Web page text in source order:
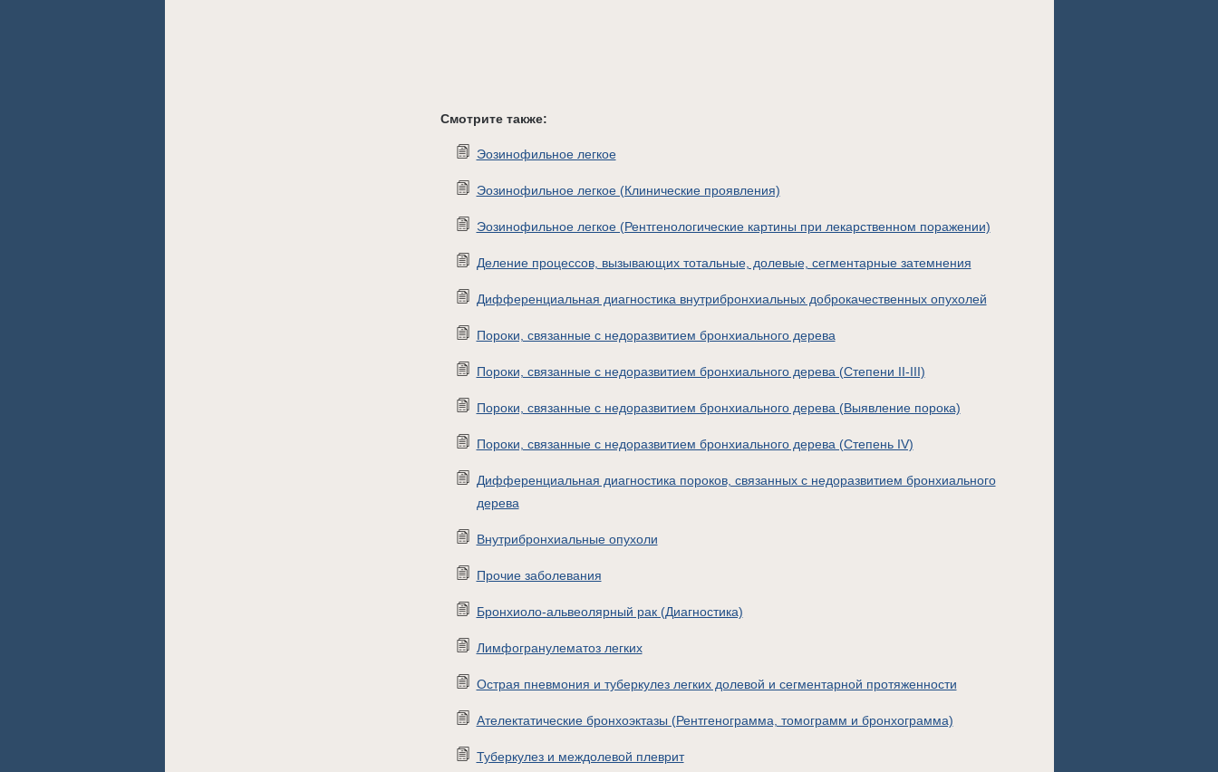
Смотрите также:
Эозинофильное легкое
Эозинофильное легкое (Клинические проявления)
Эозинофильное легкое (Рентгенологические картины при лекарственном поражении)
Деление процессов, вызывающих тотальные, долевые, сегментарные затемнения
Дифференциальная диагностика внутрибронхиальных доброкачественных опухолей
Пороки, связанные с недоразвитием бронхиального дерева
Пороки, связанные с недоразвитием бронхиального дерева (Степени II-III)
Пороки, связанные с недоразвитием бронхиального дерева (Выявление порока)
Пороки, связанные с недоразвитием бронхиального дерева (Степень IV)
Дифференциальная диагностика пороков, связанных с недоразвитием бронхиального
дерева
Внутрибронхиальные опухоли
Прочие заболевания
Бронхиоло-альвеолярный рак (Диагностика)
Лимфогранулематоз легких
Острая пневмония и туберкулез легких долевой и сегментарной протяженности
Ателектатические бронхоэктазы (Рентгенограмма, томограмм и бронхограмма)
Туберкулез и междолевой плеврит